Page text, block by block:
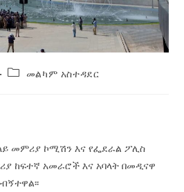
መልካም አስተዳደር
መምሪያ ኮሚሽን እና የፌደራል ፖሊስ
ከፍተኛ አመራሮች እና አባላት በመዲናዋ